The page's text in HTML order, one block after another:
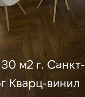
м2 г. Санкт-
Кварц-винил